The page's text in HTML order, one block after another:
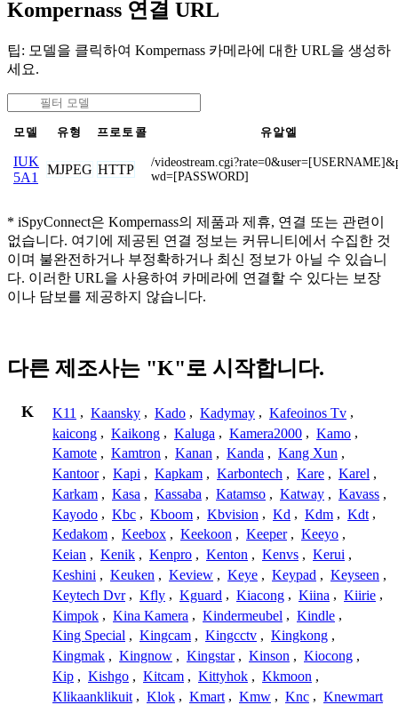
Kompernass 연결 URL
팁: 모델을 클릭하여 Kompernass 카메라에 대한 URL을 생성하
세요.
모델 유형 프로토콜 유알엘
IUK
5A1
MJPEG HTTP
/
wd=[PASSWORD]
* iSpyConnect은 Kompernass의 제품과 제휴, 연결 또는 관련이
없습니다. 여기에 제공된 연결 정보는 커뮤니티에서 수집한 것
이며 불완전하거나 부정확하거나 최신 정보가 아닐 수 있습니
다. 이러한 URL을 사용하여 카메라에 연결할 수 있다는 보장
이나 담보를 제공하지 않습니다.
다른 제조사는 "K"로 시작합니다.
K K11 , Kaansky , Kado , Kadymay , Kafeoinos Tv ,
kaicong , Kaikong , Kaluga , Kamera2000 , Kamo ,
Kamote , Kamtron , Kanan , Kanda , Kang Xun ,
Kantoor , Kapi , Kapkam , Karbontech , Kare , Karel ,
Karkam , Kasa , Kassaba , Katamso , Katway , Kavass ,
Kayodo , Kbc , Kboom , Kbvision , Kd , Kdm , Kdt ,
Kedakom , Keebox , Keekoon , Keeper , Keeyo ,
Keian , Kenik , Kenpro , Kenton , Kenvs , Kerui ,
Keshini , Keuken , Keview , Keye , Keypad , Keyseen ,
Keytech Dvr , Kfly , Kguard , Kiacong , Kiina , Kiirie ,
Kimpok , Kina Kamera , Kindermeubel , Kindle ,
King Special , Kingcam , Kingcctv , Kingkong ,
Kingmak , Kingnow , Kingstar , Kinson , Kiocong ,
Kip , Kishgo , Kitcam , Kittyhok , Kkmoon ,
Klikaanklikuit , Klok , Kmart , Kmw , Knc , Knewmart